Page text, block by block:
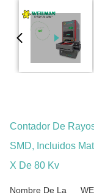
Contador De
SMD, Incluidos
X De 80 Kv
Nombre De La